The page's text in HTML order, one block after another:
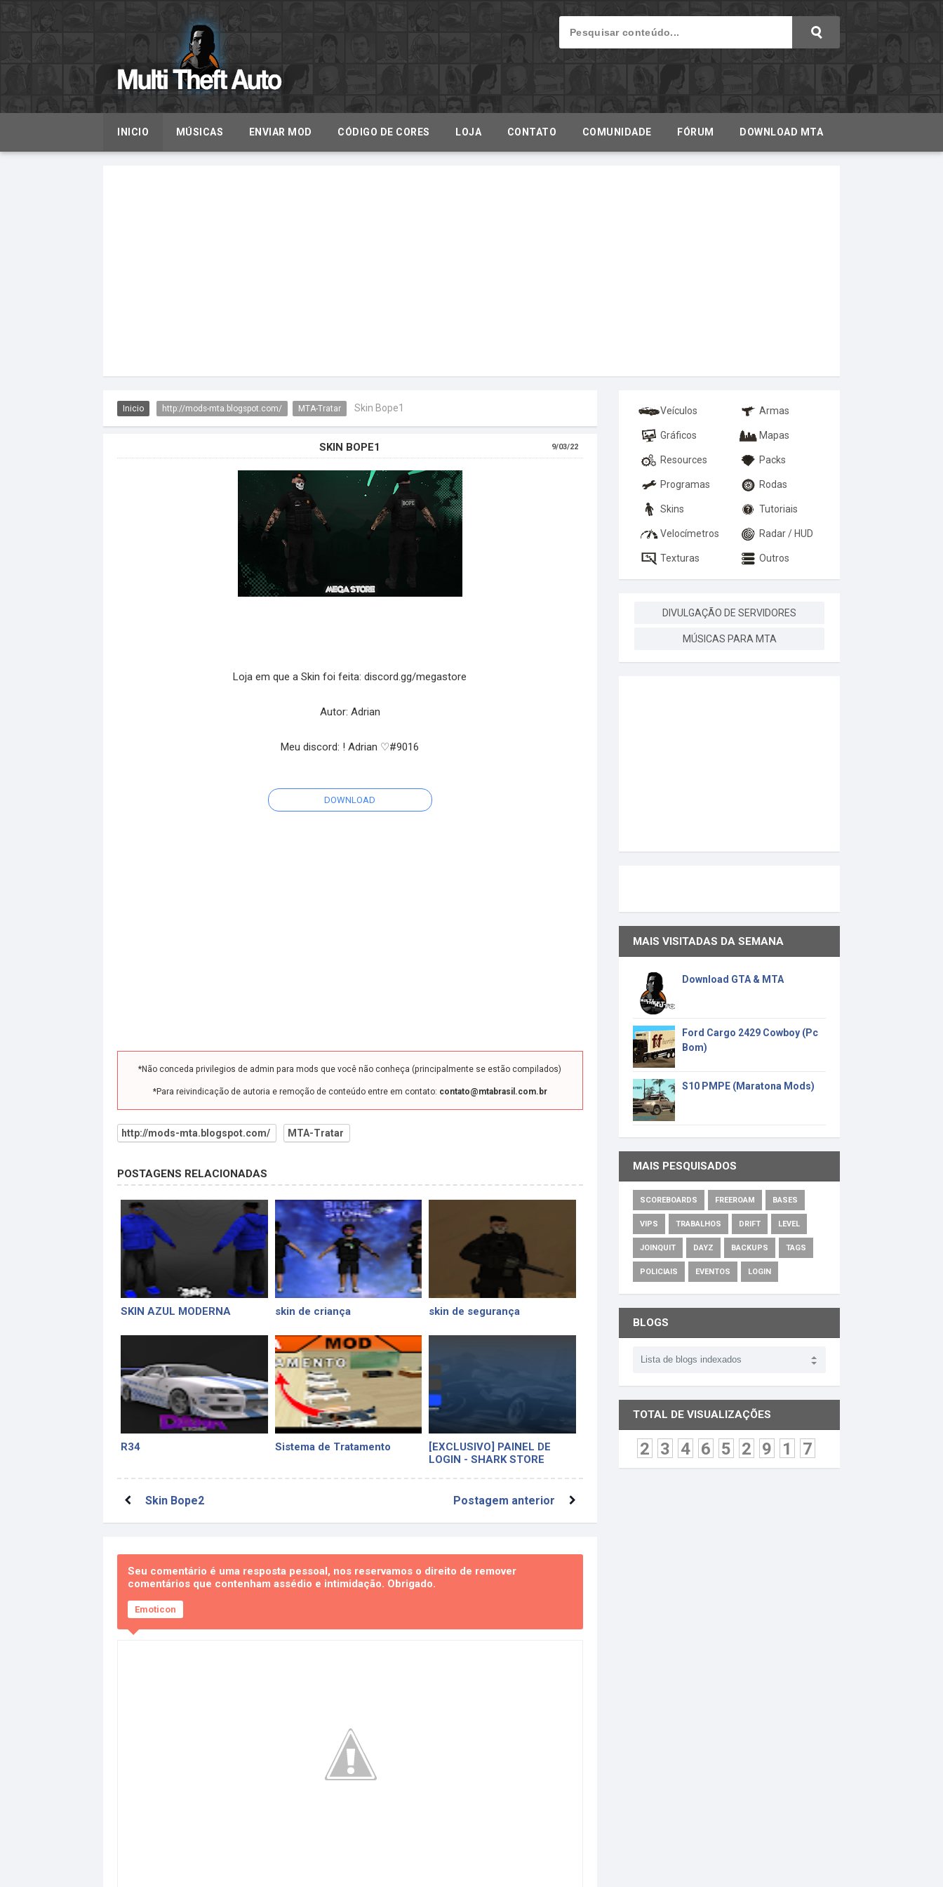
INICIO MÚSICAS ENVIAR MOD CÓDIGO DE CORES LOJA CONTATO COMUNIDADE FÓRUM DOWNLOAD MTA
Inicio http://mods-mta.blogspot.com/ MTA-Tratar Skin Bope1
SKIN BOPE1 9/03/22
Loja em que a Skin foi feita: discord.gg/megastore
Autor: Adrian
Meu discord: ! Adrian ♡#9016
DOWNLOAD
*Não conceda privilegios de admin para mods que você não conheça (principalmente se estão compilados)
*Para reivindicação de autoria e remoção de conteúdo entre em contato: contato@mtabrasil.com.br
http://mods-mta.blogspot.com/ MTA-Tratar
POSTAGENS RELACIONADAS
SKIN AZUL MODERNA skin de criança skin de segurança
R34 Sistema de Tratamento
[EXCLUSIVO] PAINEL DE
LOGIN - SHARK STORE
Skin Bope2 Postagem anterior
Seu comentário é uma resposta pessoal, nos reservamos o direito de remover
comentários que contenham assédio e intimidação. Obrigado.
Emoticon
Veículos Armas
Gráficos Mapas
Resources Packs
Programas Rodas
Skins Tutoriais
Velocímetros Radar / HUD
Texturas Outros
DIVULGAÇÃO DE SERVIDORES
MÚSICAS PARA MTA
MAIS VISITADAS DA SEMANA
Download GTA & MTA
Ford Cargo 2429 Cowboy (Pc
Bom)
S10 PMPE (Maratona Mods)
MAIS PESQUISADOS
SCOREBOARDS FREEROAM BASES
VIPS TRABALHOS DRIFT LEVEL
JOINQUIT DAYZ BACKUPS TAGS
POLICIAIS EVENTOS LOGIN
BLOGS
TOTAL DE VISUALIZAÇÕES
2 3 4 6 5 2 9 1 7